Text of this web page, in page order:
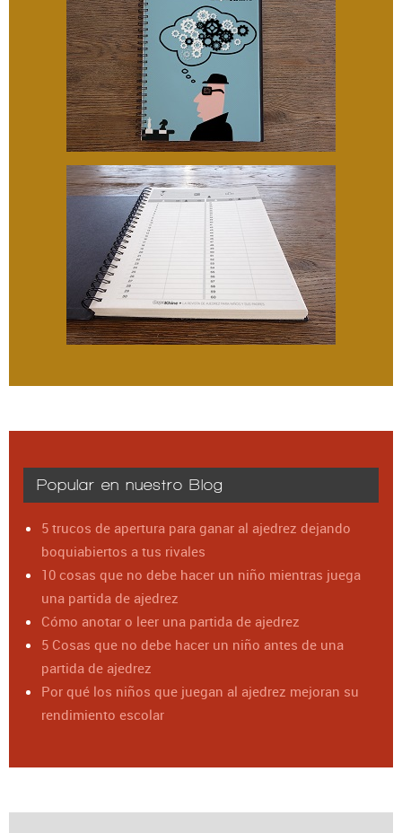
Popular en nuestro Blog
5 trucos de apertura para ganar al ajedrez dejando
boquiabiertos a tus rivales
10 cosas que no debe hacer un niño mientras juega
una partida de ajedrez
Cómo anotar o leer una partida de ajedrez
5 Cosas que no debe hacer un niño antes de una
partida de ajedrez
Por qué los niños que juegan al ajedrez mejoran su
rendimiento escolar